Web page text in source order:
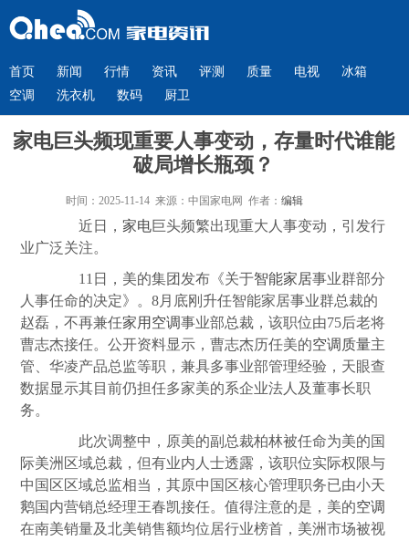
首页 新闻 行情 资讯 评测 质量 电视
冰箱
空调
洗衣机 数码 厨卫
家电巨头频现重要人事变动，存量时代谁能
破局增长瓶颈？
时间：2025-11-14 来源：中国家电网 作者： 编辑
近日， 家电巨头频繁出现重大人事变动，引发行
业广泛关注。
11日，美的集团发布《关于智能家居事业群部分
人事任命的决定》。8月底刚升任智能家居事业群总裁的
赵磊，不再兼任家用 空调事业部总裁，该职位由75后老将
曹志杰接任。公开资料显示，曹志杰历任美的空调 质量主
管、华凌产品总监等职，兼具多事业部管理经验，天眼查
数据显示其目前仍担任多家美的系企业法人及董事长职
务。
此次调整中，原美的副总裁柏林被任命为美的国
际美洲区域总裁，但有业内人士透露，该职位实际权限与
中国区区域总监相当，其原中国区核心管理职务已由小天
鹅国内营销总经理王春凯接任。值得注意的是，美的空调
在南美销量及北美销售额均位居行业榜首，美洲市场被视